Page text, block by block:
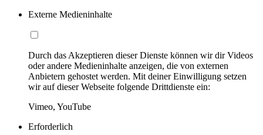
Externe Medieninhalte
Durch das Akzeptieren dieser Dienste können wir dir Videos
oder andere Medieninhalte anzeigen, die von externen
Anbietern gehostet werden. Mit deiner Einwilligung setzen
wir auf dieser Webseite folgende Drittdienste ein:
Vimeo, YouTube
Erforderlich